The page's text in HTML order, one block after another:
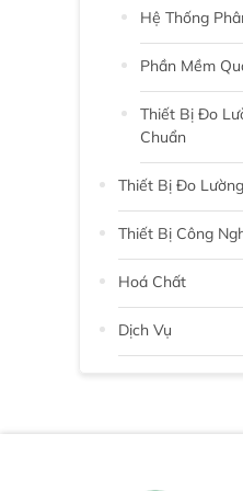
Hệ Thống
Phần Mềm
Thiết Bị Đo
Chuẩn
Thiết Bị Đo
Thiết Bị Công
Hoá Chất
Dịch Vụ